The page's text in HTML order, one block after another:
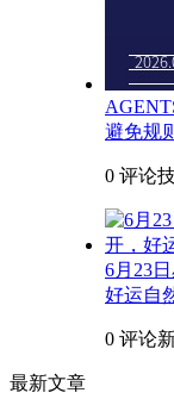
避免规
0 评论
6月23
好运自
0 评论
最新文章